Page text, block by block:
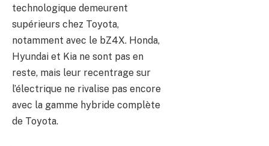
technologique demeurent
supérieurs chez Toyota,
notamment avec le bZ4X. Honda,
Hyundai et Kia ne sont pas en
reste, mais leur recentrage sur
l’électrique ne rivalise pas encore
avec la gamme hybride complète
de Toyota.